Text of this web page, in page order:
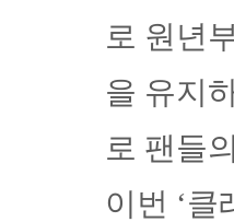
로 원년
을 유지
로 팬들
이번 ‘클